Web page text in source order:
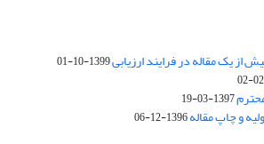
از یک مقاله در فرایند ارزیابی1399-10-01
1397-03-19
و چاپ مقاله1396-12-06